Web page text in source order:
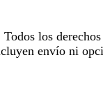
los derechos
envío ni